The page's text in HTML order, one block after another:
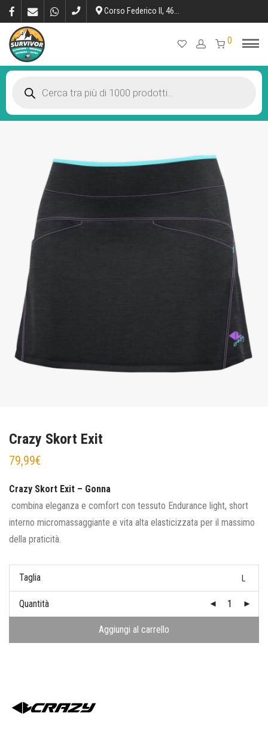
Corso Federico II, 46, L’Aquila
0
search
Crazy Skort Exit
79,99€
Crazy Skort Exit – Gonna
combina eleganza e comfort con tessuto Endurance light, short
interno micromassaggiante e vita alta elasticizzata per il massimo
della praticità.
Taglia
Quantità
Aggiungi al carrello